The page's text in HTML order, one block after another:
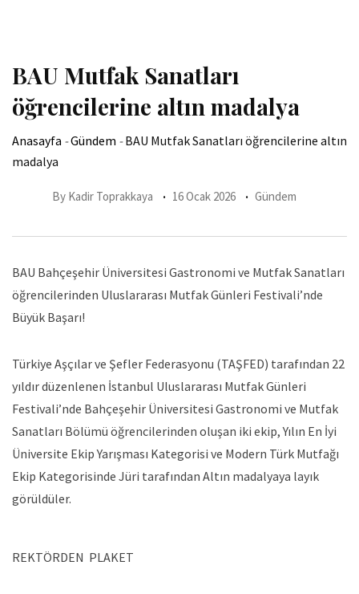
BAU Mutfak Sanatları
öğrencilerine altın madalya
Anasayfa -Gündem -BAU Mutfak Sanatları öğrencilerine altın
madalya
By Kadir Toprakkaya 16 Ocak 2026 Gündem
BAU Bahçeşehir Üniversitesi Gastronomi ve Mutfak Sanatları
öğrencilerinden Uluslararası Mutfak Günleri Festivali’nde
Büyük Başarı!
Türkiye Aşçılar ve Şefler Federasyonu (TAŞFED) tarafından 22
yıldır düzenlenen İstanbul Uluslararası Mutfak Günleri
Festivali’nde Bahçeşehir Üniversitesi Gastronomi ve Mutfak
Sanatları Bölümü öğrencilerinden oluşan iki ekip, Yılın En İyi
Üniversite Ekip Yarışması Kategorisi ve Modern Türk Mutfağı
Ekip Kategorisinde Jüri tarafından Altın madalyaya layık
görüldüler.
REKTÖRDEN PLAKET